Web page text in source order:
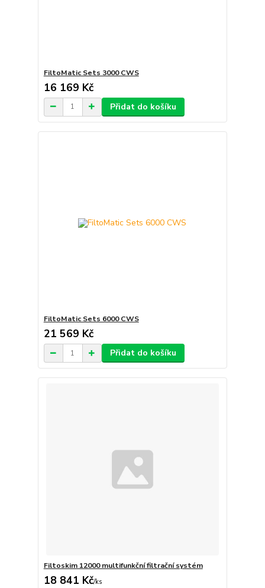
FiltoMatic Sets 3000 CWS
16 169 Kč
Přidat do košíku
FiltoMatic Sets 6000 CWS
21 569 Kč
Přidat do košíku
Filtoskim 12000 multifunkční filtrační systém
18 841 Kč/ks